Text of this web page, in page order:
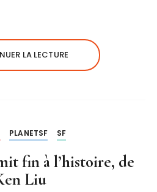
LA LECTURE
PLANETSF SF
fin à l’histoire, de
Liu